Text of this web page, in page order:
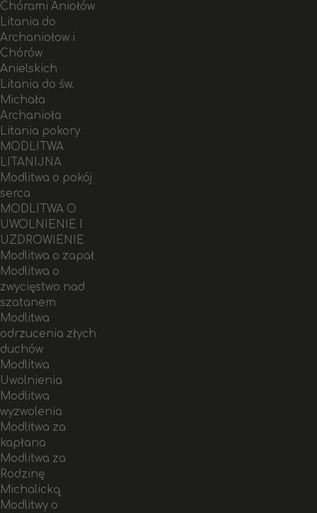
Chórami Aniołów
Litania do
Archaniołow i
Chórów
Anielskich
Litania do św.
Michała
Archanioła
Litania pokory
MODLITWA
LITANIJNA
Modlitwa o pokój
serca
MODLITWA O
UWOLNIENIE I
UZDROWIENIE
Modlitwa o zapał
Modlitwa o
zwycięstwo nad
szatanem
Modlitwa
odrzucenia złych
duchów
Modlitwa
Uwolnienia
Modlitwa
wyzwolenia
Modlitwa za
kapłana
Modlitwa za
Rodzinę
Michalicką
Modlitwy o